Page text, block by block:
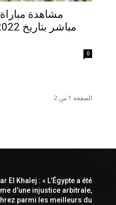
مشاهدة
0
الصفحة 1 من 2
El Khalej : « L’Égypte a été
d’une injustice arbitrale,
parmi les meilleurs du